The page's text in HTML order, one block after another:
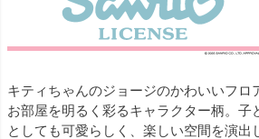
キティちゃんのジョージのかわいいフロ
お部屋を明るく彩るキャラクター柄。子
としても可愛らしく、楽しい空間を演出